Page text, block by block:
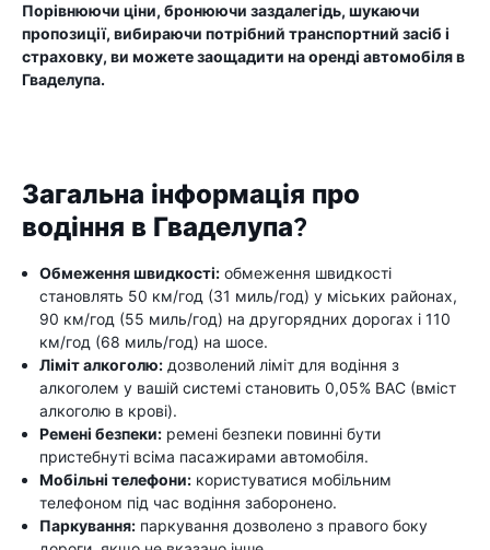
Порівнюючи ціни, бронюючи заздалегідь, шукаючи
пропозиції, вибираючи потрібний транспортний засіб і
страховку, ви можете заощадити на оренді автомобіля в
Гваделупа.
Загальна інформація про
водіння в Гваделупа?
Обмеження швидкості: обмеження швидкості
становлять 50 км/год (31 миль/год) у міських районах,
90 км/год (55 миль/год) на другорядних дорогах і 110
км/год (68 миль/год) на шосе.
Ліміт алкоголю: дозволений ліміт для водіння з
алкоголем у вашій системі становить 0,05% BAC (вміст
алкоголю в крові).
Ремені безпеки: ремені безпеки повинні бути
пристебнуті всіма пасажирами автомобіля.
Мобільні телефони: користуватися мобільним
телефоном під час водіння заборонено.
Паркування: паркування дозволено з правого боку